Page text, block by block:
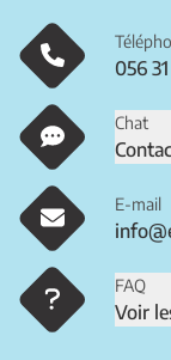
056
Chat
E-mail
FAQ
Voir